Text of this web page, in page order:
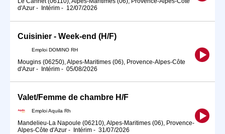
d'Azur - Intérim - 12/07/2026
Cuisinier - Week-end (H/F)
Emploi DOMINO RH
Mougins (06250), Alpes-Maritimes (06), Provence-Alpes-Côte
d'Azur - Intérim - 05/08/2026
Valet/Femme de chambre H/F
Emploi Aquila Rh
Mandelieu-La Napoule (06210), Alpes-Maritimes (06), Provence-
Alpes-Côte d'Azur - Intérim - 31/07/2026